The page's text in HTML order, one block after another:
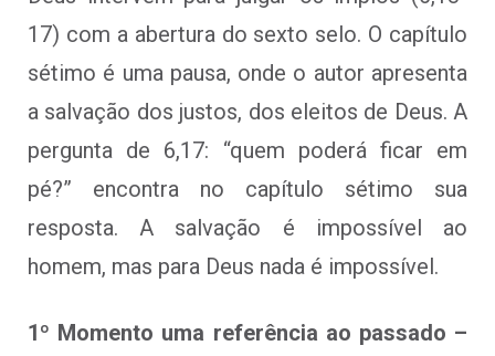
17) com a abertura do sexto selo. O capítulo
sétimo é uma pausa, onde o autor apresenta
a salvação dos justos, dos eleitos de Deus. A
pergunta de 6,17: “quem poderá ficar em
pé?” encontra no capítulo sétimo sua
resposta. A salvação é impossível ao
homem, mas para Deus nada é impossível.
1º Momento uma referência ao passado –